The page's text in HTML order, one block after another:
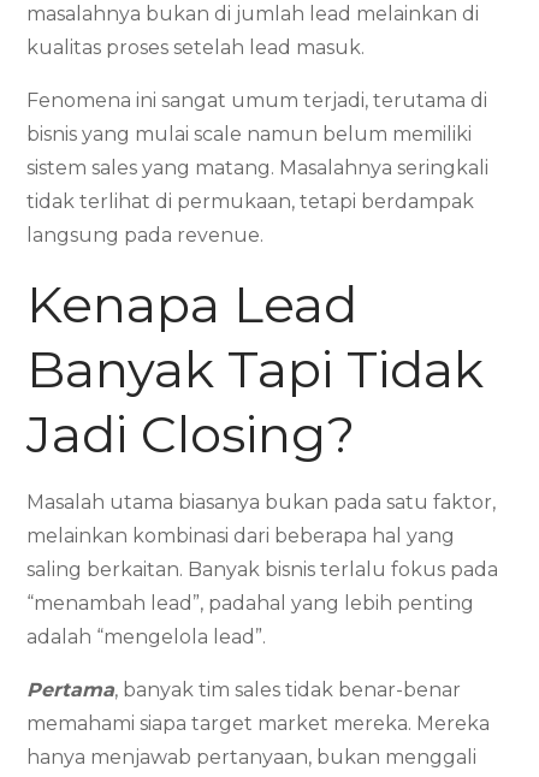
masalahnya bukan di jumlah lead melainkan di
kualitas proses setelah lead masuk.
Fenomena ini sangat umum terjadi, terutama di
bisnis yang mulai scale namun belum memiliki
sistem sales yang matang. Masalahnya seringkali
tidak terlihat di permukaan, tetapi berdampak
langsung pada revenue.
Kenapa Lead
Banyak Tapi Tidak
Jadi Closing?
Masalah utama biasanya bukan pada satu faktor,
melainkan kombinasi dari beberapa hal yang
saling berkaitan. Banyak bisnis terlalu fokus pada
“menambah lead”, padahal yang lebih penting
adalah “mengelola lead”.
Pertama, banyak tim sales tidak benar-benar
memahami siapa target market mereka. Mereka
hanya menjawab pertanyaan, bukan menggali